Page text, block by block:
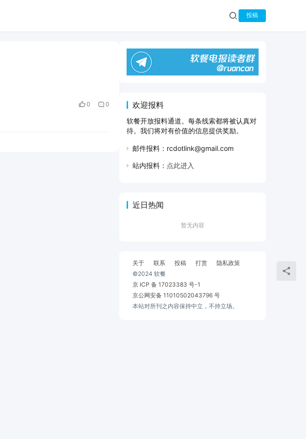
投稿
0 0 欢迎报料
软餐开放报料通道。每条线索都将被认真对
待。我们将对有价值的信息提供奖励。
邮件报料：rcdotlink@gmail.com
站内报料： 点此进入
近日热闻
暂无内容
关于 联系 投稿 打赏
隐私政策
©2024 软餐
京 ICP 备 17023383 号-1
京公网安备 11010502043796 号
本站对所刊之内容保持中立，不持立场。